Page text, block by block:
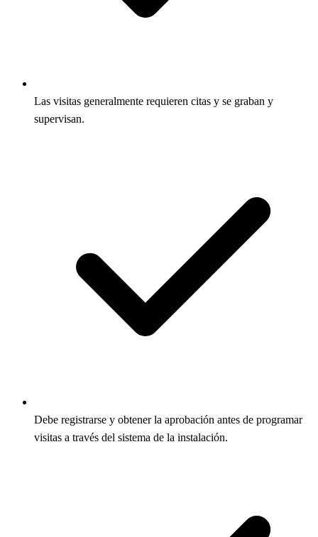
Las visitas generalmente requieren citas y se graban y
supervisan.
Debe registrarse y obtener la aprobación antes de programar
visitas a través del sistema de la instalación.